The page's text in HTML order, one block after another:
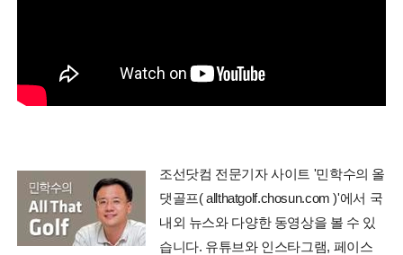
조선닷컴 전문기자 사이트 '민학수의 올
댓골프( allthatgolf.chosun.com )'에서 국
내외 뉴스와 다양한 동영상을 볼 수 있
습니다. 유튜브와 인스타그램, 페이스